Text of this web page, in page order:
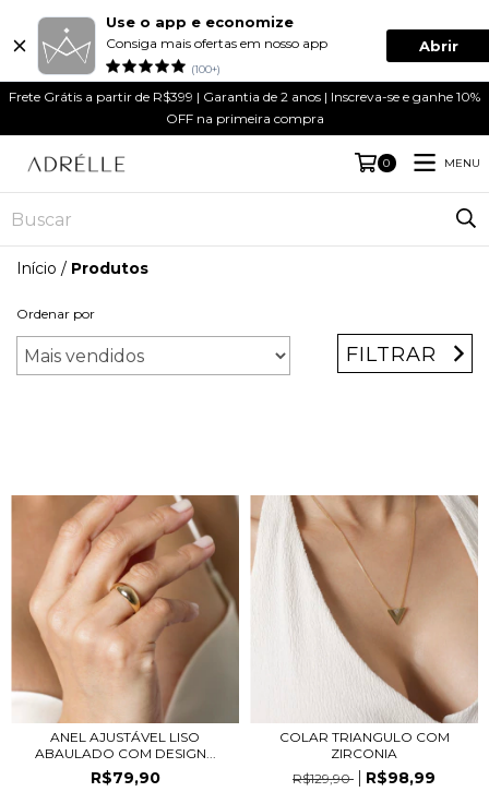
Use o app e economize
Consiga mais ofertas em nosso app
(100+)
Abrir
Frete Grátis a partir de R$399 | Garantia de 2 anos | Inscreva-se e ganhe 10%
OFF na primeira compra
0 MENU
Início / Produtos
Ordenar por
FILTRAR
ANEL AJUSTÁVEL LISO
ABAULADO COM DESIGN...
R$79,90
COLAR TRIANGULO COM
ZIRCONIA
R$129,90
R$98,99